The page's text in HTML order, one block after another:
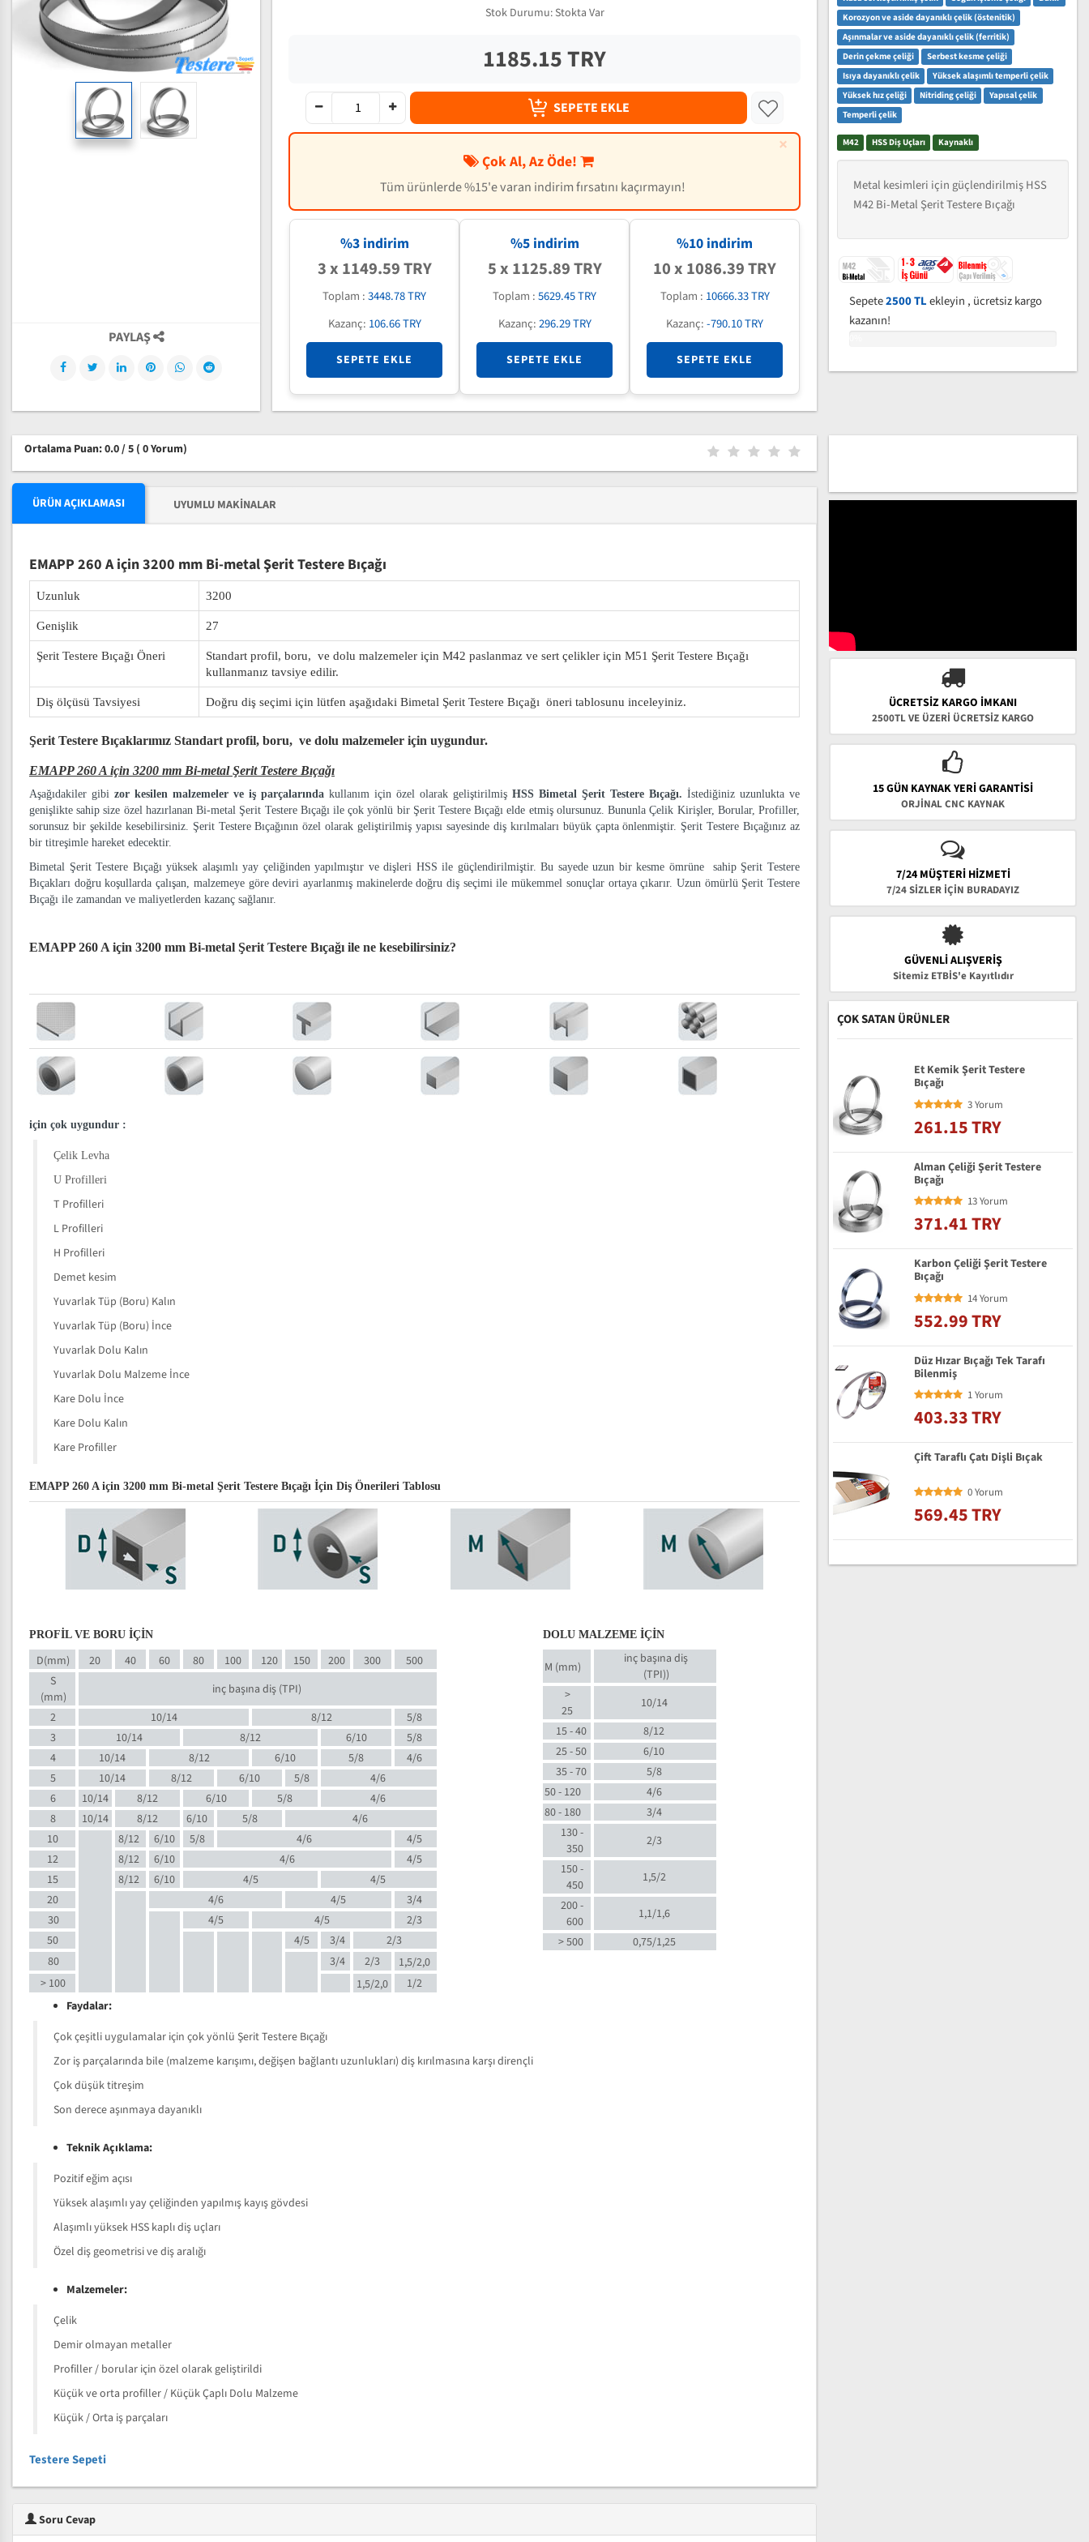
Stok Durumu: Stokta Var
1185.15 TRY
SEPETE EKLE
×
Çok Al, Az Öde!
Tüm ürünlerde %15'e varan indirim fırsatını kaçırmayın!
%3 indirim
3 x 1149.59 TRY
Toplam :3448.78 TRY
Kazanç: 106.66 TRY
SEPETE EKLE
%5 indirim
5 x 1125.89 TRY
Toplam :5629.45 TRY
Kazanç:296.29 TRY
SEPETE EKLE
%10 indirim
10 x 1086.39 TRY
Toplam : 10666.33 TRY
Kazanç:-790.10 TRY
SEPETE EKLE
PAYLAŞ
Korozyon ve aside dayanıklı çelik (östenitik)
Aşınmalar ve aside dayanıklı çelik (ferritik)
Derin çekme çeliği
Serbest kesme çeliği
Isıya dayanıklı çelik
Yüksek alaşımlı temperli çelik
Yüksek hız çeliği
Nitriding çeliği
Yapısal çelik
Temperli çelik
M42 HSS Diş Uçları Kaynaklı
Metal kesimleri için güçlendirilmiş HSS
M42 Bi-Metal Şerit Testere Bıçağı
Sepete2500 TLekleyin , ücretsiz kargo
kazanın!
Ortalama Puan: 0.0 / 5 ( 0 Yorum)
ÜRÜN AÇIKLAMASI UYUMLU MAKINALAR
EMAPP 260 A için 3200 mm Bi-metal Şerit Testere Bıçağı
Uzunluk 3200
Genişlik 27
Şerit Testere Bıçağı Öneri
Standart profil, boru, ve dolu malzemeler için M42 paslanmaz ve sert çelikler için M51 Şerit Testere Bıçağı
kullanmanız tavsiye edilir.
Diş ölçüsü Tavsiyesi Doğru diş seçimi için lütfen aşağıdaki Bimetal Şerit Testere Bıçağı öneri tablosunu inceleyiniz.
Şerit Testere Bıçaklarımız Standart profil, boru, ve dolu malzemeler için uygundur.
EMAPP 260 A için 3200 mm Bi-metal Şerit Testere Bıçağı
Aşağıdakiler gibi zor kesilen malzemeler ve iş parçalarında kullanım için özel olarak geliştirilmiş HSS Bimetal Şerit Testere Bıçağı. İstediğiniz uzunlukta ve
genişlikte sahip size özel hazırlanan Bi-metal Şerit Testere Bıçağı ile çok yönlü bir Şerit Testere Bıçağı elde etmiş olursunuz. Bununla Çelik Kirişler, Borular, Profiller,
sorunsuz bir şekilde kesebilirsiniz. Şerit Testere Bıçağının özel olarak geliştirilmiş yapısı sayesinde diş kırılmaları büyük çapta önlenmiştir. Şerit Testere Bıçağınız az
bir titreşimle hareket edecektir.
Bimetal Şerit Testere Bıçağı yüksek alaşımlı yay çeliğinden yapılmıştır ve dişleri HSS ile güçlendirilmiştir. Bu sayede uzun bir kesme ömrüne sahip Şerit Testere
Bıçakları doğru koşullarda çalışan, malzemeye göre deviri ayarlanmış makinelerde doğru diş seçimi ile mükemmel sonuçlar ortaya çıkarır. Uzun ömürlü Şerit Testere
Bıçağı ile zamandan ve maliyetlerden kazanç sağlanır.
EMAPP 260 A için 3200 mm Bi-metal Şerit Testere Bıçağı ile ne kesebilirsiniz?
için çok uygundur :
Çelik Levha
U Profilleri
T Profilleri
L Profilleri
H Profilleri
Demet kesim
Yuvarlak Tüp (Boru) Kalın
Yuvarlak Tüp (Boru) İnce
Yuvarlak Dolu Kalın
Yuvarlak Dolu Malzeme İnce
Kare Dolu İnce
Kare Dolu Kalın
Kare Profiller
EMAPP 260 A için 3200 mm Bi-metal Şerit Testere Bıçağı İçin Diş Önerileri Tablosu
PROFİL VE BORU İÇİN
D(mm) 20 40 60 80 100 120 150 200 300
500
S
(mm)
inç başına diş (TPI)
2
10/14 8/12
5/8
3
10/14 8/12 6/10
5/8
4
10/14 8/12 6/10 5/8
4/6
5
10/14 8/12 6/10 5/8
4/6
6
10/14 8/12 6/10 5/8
4/6
8
10/14 8/12 6/10 5/8
4/6
10
8/12 6/10 5/8 4/6
4/5
12
8/12 6/10 4/6
4/5
15
8/12 6/10 4/5
4/5
20
4/6 4/5
3/4
30
4/5 4/5
2/3
50
4/5 3/4
2/3
80
3/4 2/3
1,5/2,0
> 100
1,5/2,0 1/2
DOLU MALZEME İÇİN
M (mm)
inç başına diş
(TPI))
>
25
10/14
15 - 40
8/12
25 - 50
6/10
35 - 70
5/8
50 - 120
4/6
80 - 180
3/4
130 -
350
2/3
150 -
450
1,5/2
200 -
600
1,1/1,6
> 500
0,75/1,25
Faydalar:
Çok çeşitli uygulamalar için çok yönlü Şerit Testere Bıçağı
Zor iş parçalarında bile (malzeme karışımı, değişen bağlantı uzunlukları) diş kırılmasına karşı dirençli
Çok düşük titreşim
Son derece aşınmaya dayanıklı
Teknik Açıklama:
Pozitif eğim açısı
Yüksek alaşımlı yay çeliğinden yapılmış kayış gövdesi
Alaşımlı yüksek HSS kaplı diş uçları
Özel diş geometrisi ve diş aralığı
Malzemeler:
Çelik
Demir olmayan metaller
Profiller / borular için özel olarak geliştirildi
Küçük ve orta profiller / Küçük Çaplı Dolu Malzeme
Küçük / Orta iş parçaları
Testere Sepeti
Soru Cevap
ÜCRETSIZ KARGO İMKANI
2500TL VE ÜZERİ ÜCRETSİZ KARGO
15 GÜN KAYNAK YERI GARANTISI
ORJİNAL CNC KAYNAK
7/24 MÜŞTERİ HİZMETİ
7/24 SİZLER İÇİN BURADAYIZ
GÜVENLI ALIŞVERIŞ
Sitemiz ETBİS'e Kayıtlıdır
ÇOK SATAN ÜRÜNLER
Et Kemik Şerit Testere
Bıçağı
3 Yorum
261.15 TRY
Alman Çeliği Şerit Testere
Bıçağı
13 Yorum
371.41 TRY
Karbon Çeliği Şerit Testere
Bıçağı
14 Yorum
552.99 TRY
Düz Hızar Bıçağı Tek Tarafı
Bilenmiş
1 Yorum
403.33 TRY
Çift Taraflı Çatı Dişli Bıçak
0 Yorum
569.45 TRY